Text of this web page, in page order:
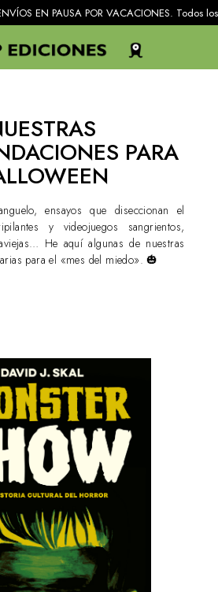
EN PAUSA POR VACACIONES. Todos los
PARA
ensayos que diseccionan el
y videojuegos sangrientos,
He aquí algunas de nuestras
para el «mes del miedo». 🎃